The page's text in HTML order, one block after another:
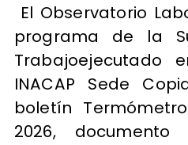
El Observatorio
programa de la
Trabajoejecutado
INACAP Sede
boletín
2026,